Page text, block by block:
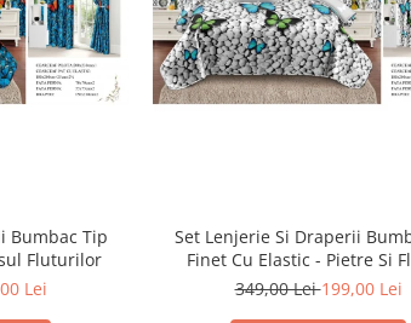
Bumbac Tip
Fluturilor
Lei
Set Lenjerie Si Draperii
Finet Cu Elastic - Pietre Si
349,00 Lei199,00 Lei